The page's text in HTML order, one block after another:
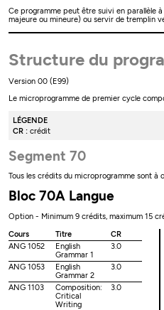
Ce programme peut être suivi en parallèle
majeure ou mineure) ou servir de tremplin
Structure du
Version 00 (E99)
Le microprogramme de premier cycle
LÉGENDE
CR : crédit
Segment 70
Tous les crédits du microprogramme sont à
Bloc 70A Langue
Option - Minimum 9 crédits, maximum 15
Cours
Titre
CR
ANG 1052
English
Grammar 1
3.0
ANG 1053
English
Grammar 2
3.0
ANG 1103
Composition:
Critical
Writing
3.0